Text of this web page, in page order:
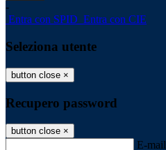
-
Entra con SPID Entra con CIE
Seleziona utente
button close ×
Recupero password
button close ×
E-mail